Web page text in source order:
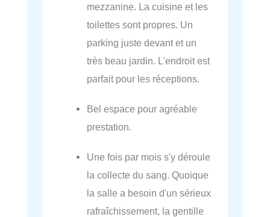
mezzanine. La cuisine et les
toilettes sont propres. Un
parking juste devant et un
très beau jardin. L'endroit est
parfait pour les réceptions.
Bel espace pour agréable
prestation.
Une fois par mois s'y déroule
la collecte du sang. Quoique
la salle a besoin d'un sérieux
rafraîchissement, la gentille